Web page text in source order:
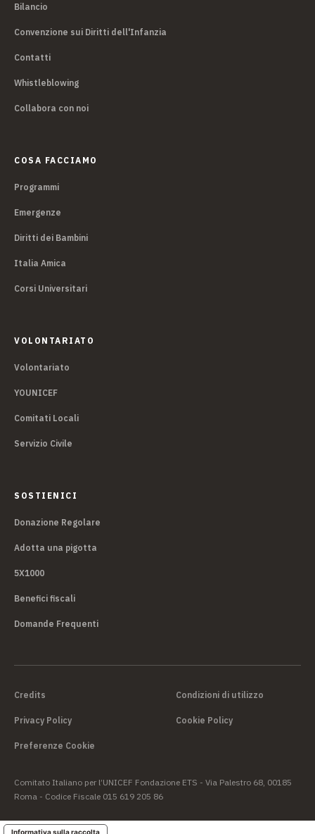
Bilancio
Convenzione sui Diritti dell'Infanzia
Contatti
Whistleblowing
Collabora con noi
COSA FACCIAMO
Programmi
Emergenze
Diritti dei Bambini
Italia Amica
Corsi Universitari
VOLONTARIATO
Volontariato
YOUNICEF
Comitati Locali
Servizio Civile
SOSTIENICI
Donazione Regolare
Adotta una pigotta
5X1000
Benefici fiscali
Domande Frequenti
Credits Condizioni di utilizzo
Privacy Policy Cookie Policy
Preferenze Cookie
Comitato Italiano per l’UNICEF Fondazione ETS - Via Palestro 68, 00185
Roma - Codice Fiscale 015 619 205 86
Informativa sulla raccolta